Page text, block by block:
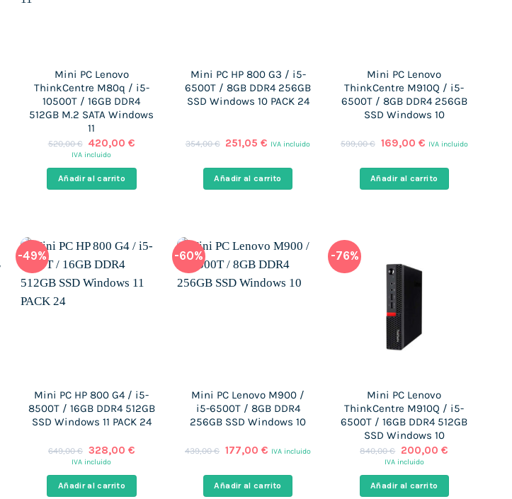
Mini PC Lenovo
ThinkCentre M80q / i5-
10500T / 16GB DDR4
512GB M.2 SATA Windows
11
520,00€
El
precio
era:
520,00 €.
420,00€
es:
420,00 €.
IVA incluido
Añadir al carrito
Mini PC HP 800 G3 / i5-
6500T / 8GB DDR4 256GB
SSD Windows 10 PACK 24
354,00€ El
era:
354,00 €.
251,05€ El
es:
251,05 €.
IVA incluido
Añadir al carrito
Mini PC Lenovo
ThinkCentre M910Q / i5-
6500T / 8GB DDR4 256GB
SSD Windows 10
599,00€ El
era:
599,00 €.
169,00 €El
es:
169,00 €.
IVA incluido
Añadir al carrito
-49%
Mini PC HP 800 G4 / i5-
8500T / 16GB DDR4 512GB
SSD Windows 11 PACK 24
649,00€ El
precio
era:
649,00 €.
328,00 €El
es:
328,00 €.
IVA incluido
Añadir al carrito
-60%
Mini PC Lenovo M900 /
i5-6500T / 8GB DDR4
256GB SSD Windows 10
439,00€ El
era:
439,00 €.
177,00 €El
es:
177,00 €.
IVA incluido
Añadir al carrito
-76%
Mini PC Lenovo
ThinkCentre M910Q / i5-
6500T / 16GB DDR4 512GB
SSD Windows 10
840,00€
El
precio
era:
840,00 €.
200,00€
es:
200,00 €.
IVA incluido
Añadir al carrito